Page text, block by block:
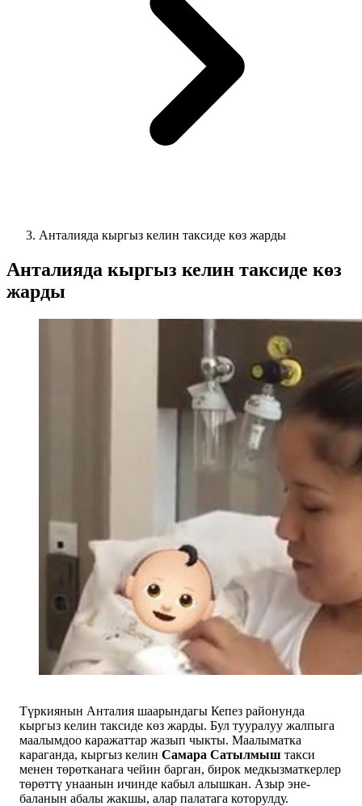
Анталияда кыргыз келин таксиде көз жарды
Анталияда кыргыз келин таксиде көз
жарды
Түркиянын Анталия шаарындагы Кепез районунда
кыргыз келин таксиде көз жарды. Бул тууралуу жалпыга
маалымдоо каражаттар жазып чыкты. Маалыматка
караганда, кыргыз келин Самара Сатылмыш такси
менен төрөтканага чейин барган, бирок медкызматкерлер
төрөттү унаанын ичинде кабыл алышкан. Азыр эне-
баланын абалы жакшы, алар палатага которулду.